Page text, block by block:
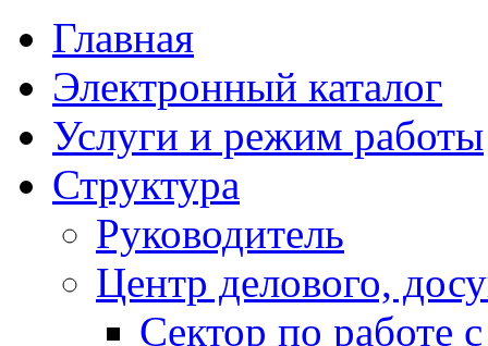
Главная
Электронный каталог
Услуги и режим работы
Структура
Руководитель
Центр делового,
Сектор по работе